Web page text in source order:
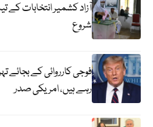
آزاد کشمیر انتخابات
شروع
فوجی کارروائی کے بجائے
رہے ہیں، امریکی صدر